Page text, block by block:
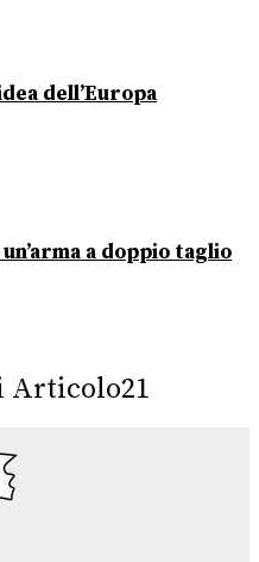
dell’Europa
a doppio taglio
Articolo21